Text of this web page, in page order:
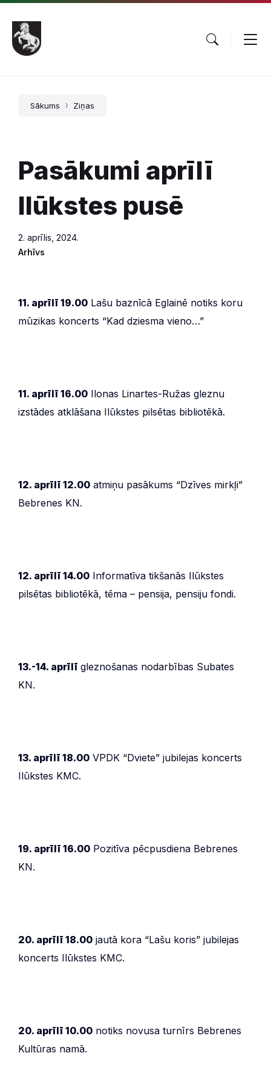
Pāriet
saturu
Skip
main
navigation
Skip
footer
Sākums Ziņas
Pasākumi aprīlī
Ilūkstes pusē
2. aprīlis, 2024.
Arhīvs
11. aprīlī 19.00 Lašu baznīcā Eglainē notiks koru
mūzikas koncerts “Kad dziesma vieno…”
11. aprīlī 16.00 Ilonas Linartes-Ružas gleznu
izstādes atklāšana Ilūkstes pilsētas bibliotēkā.
12. aprīlī 12.00 atmiņu pasākums “Dzīves mirkļi”
Bebrenes KN.
12. aprīlī 14.00 Informatīva tikšanās Ilūkstes
pilsētas bibliotēkā, tēma – pensija, pensiju fondi.
13.-14. aprīlī gleznošanas nodarbības Subates
KN.
13. aprīlī 18.00 VPDK “Dviete” jubilejas koncerts
Ilūkstes KMC.
19. aprīlī 16.00 Pozitīva pēcpusdiena Bebrenes
KN.
20. aprīlī 18.00 jautā kora “Lašu koris” jubilejas
koncerts Ilūkstes KMC.
20. aprīlī 10.00 notiks novusa turnīrs Bebrenes
Kultūras namā.